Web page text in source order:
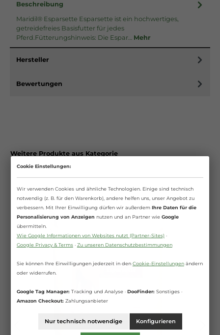
Beschreibung
Maridil® Esparsette Esparsette ist ein hochwertiges,
getreidefreies Basisfutter für jedes
Pferd.Fütterungshinweis: Die Espar… Mehr
Hersteller
Bewertungen
Weitere Produkte aus Kategorie
Cookie Einstellungen:
Wir verwenden Cookies und ähnliche Technologien. Einige sind technisch
notwendig (z. B. für den Warenkorb), andere helfen uns, unser Angebot zu
verbessern. Mit Ihrer Einwilligung dürfen wir außerdem Ihre Daten für die
Personalisierung von Anzeigen nutzen und an Partner wie Google
übermitteln.
Wie Google Informationen von Websites nutzt (Partner-Sites)·
Google Privacy & Terms· Zu unseren Datenschutzbestimmungen
Sie können Ihre Einwilligungen jederzeit in den Cookie-Einstellungenändern
oder widerrufen.
Google Tag Manager: Tracking und Analyse · DooFinder: Sonstiges ·
Amazon Checkout: Zahlungsanbieter
Nur technisch notwendige Konfigurieren